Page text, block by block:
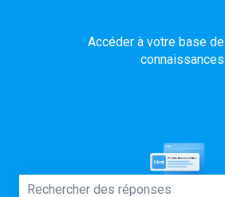
Accéder à votre base de
connaissances